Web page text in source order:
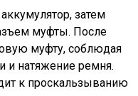
затем
муфты. После
муфту, соблюдая
и натяжение ремня.
к проскальзыванию